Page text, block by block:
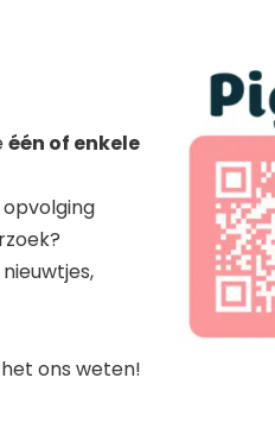
één of enkele
opvolging
ons weten!